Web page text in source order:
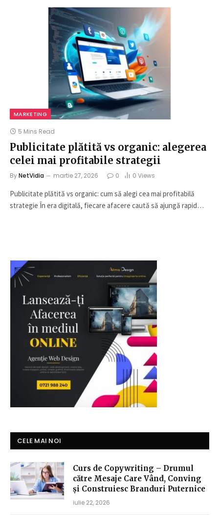
MARKETING
5 Mins Read
Publicitate plătită vs organic: alegerea
celei mai profitabile strategii
ByNetVidia martie 27, 2026 0 0 Views
Publicitate plătită vs organic: cum să alegi cea mai profitabilă
strategie În era digitală, fiecare afacere caută să ajungă rapid…
CELE MAI NOI
Curs de Copywriting – Drumul
către Mesaje Care Vând, Conving
și Construiesc Branduri Puternice
iulie 22, 2026